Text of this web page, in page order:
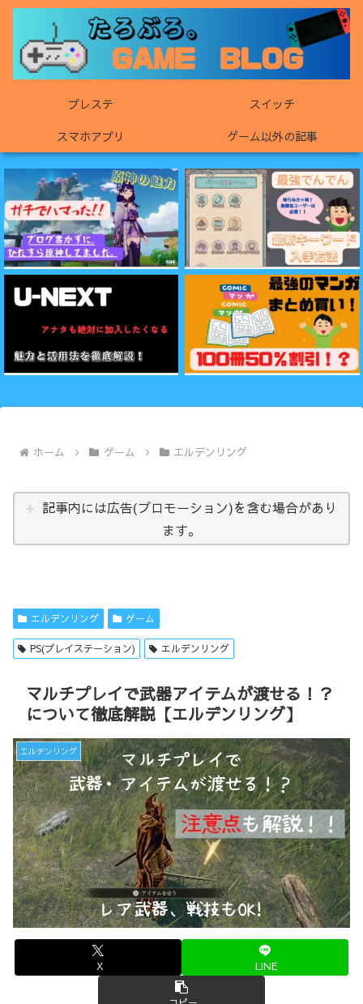
プレステ
スイッチ
スマホアプリ
ゲーム以外の記事
ホーム ゲーム エルデンリング
記事内には広告(プロモーション)を含む場合があり
ます。
エルデンリング ゲーム
PS(プレイステーション) エルデンリング
マルチプレイで武器アイテムが渡せる！？
について徹底解説【エルデンリング】
エルデンリング
X LINE